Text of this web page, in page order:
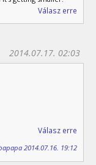
Válasz erre
2014.07.17. 02:03
Válasz erre
2014.07.16. 19:12